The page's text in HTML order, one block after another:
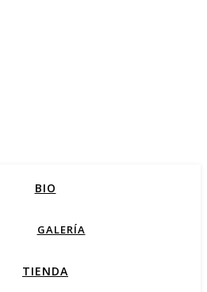
BIO
GALERÍA
TIENDA